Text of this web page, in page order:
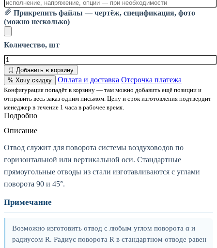
Прикрепить файлы — чертёж, спецификация, фото
(можно несколько)
Количество, шт
🛒 Добавить в корзину
% Хочу скидку
Оплата и доставка Отсрочка платежа
Конфигурация попадёт в корзину — там можно добавить ещё позиции и
отправить весь заказ одним письмом. Цену и срок изготовления подтвердит
менеджер в течение 1 часа в рабочее время.
Подробно
Описание
Отвод служит для поворота системы воздуховодов по
горизонтальной или вертикальной оси. Стандартные
прямоугольные отводы из стали изготавливаются с углами
поворота 90 и 45°.
Примечание
Возможно изготовить отвод с любым углом поворота α и
радиусом R. Радиус поворота R в стандартном отводе равен